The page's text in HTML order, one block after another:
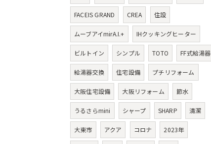
FACEIS GRAND CREA 住設
ムーブアイmirA.I.+ IHクッキングヒーター
ビルトイン シンプル TOTO FF式給湯器
給湯器交換 住宅設備 プチリフォーム
大阪住宅設備 大阪リフォーム 節水
うるさらmini シャープ SHARP 清潔
大東市 アクア コロナ 2023年